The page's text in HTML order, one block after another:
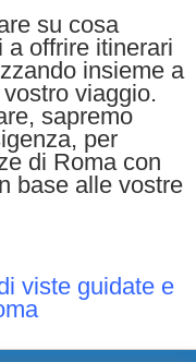
su cosa
a offrire itinerari
insieme a
viaggio.
sapremo
per
di Roma con
base alle vostre
viste guidate e